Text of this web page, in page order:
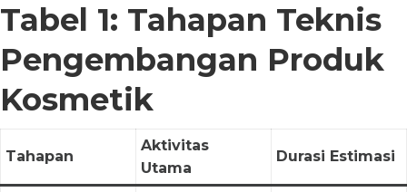
Tabel 1: Tahapan Teknis
Pengembangan Produk
Kosmetik
Tahapan
Aktivitas
Utama
Durasi Estimasi